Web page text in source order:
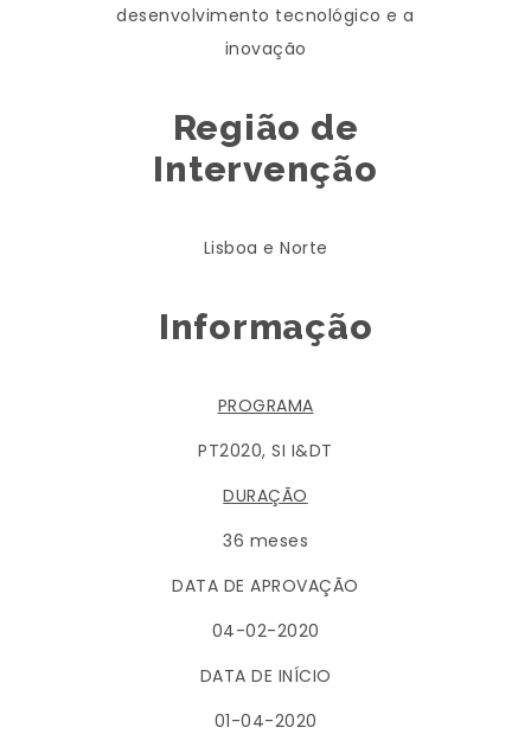
desenvolvimento tecnológico e a
inovação
Região de
Intervenção
Lisboa e Norte
Informação
PROGRAMA
PT2020, SI I&DT
DURAÇÃO
36 meses
DATA DE APROVAÇÃO
04-02-2020
DATA DE INÍCIO
01-04-2020